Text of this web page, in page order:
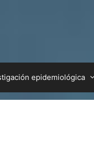
epidemiológica